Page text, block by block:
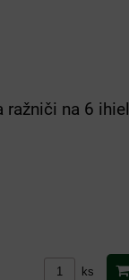
ražniči na 6 ihiel
ks